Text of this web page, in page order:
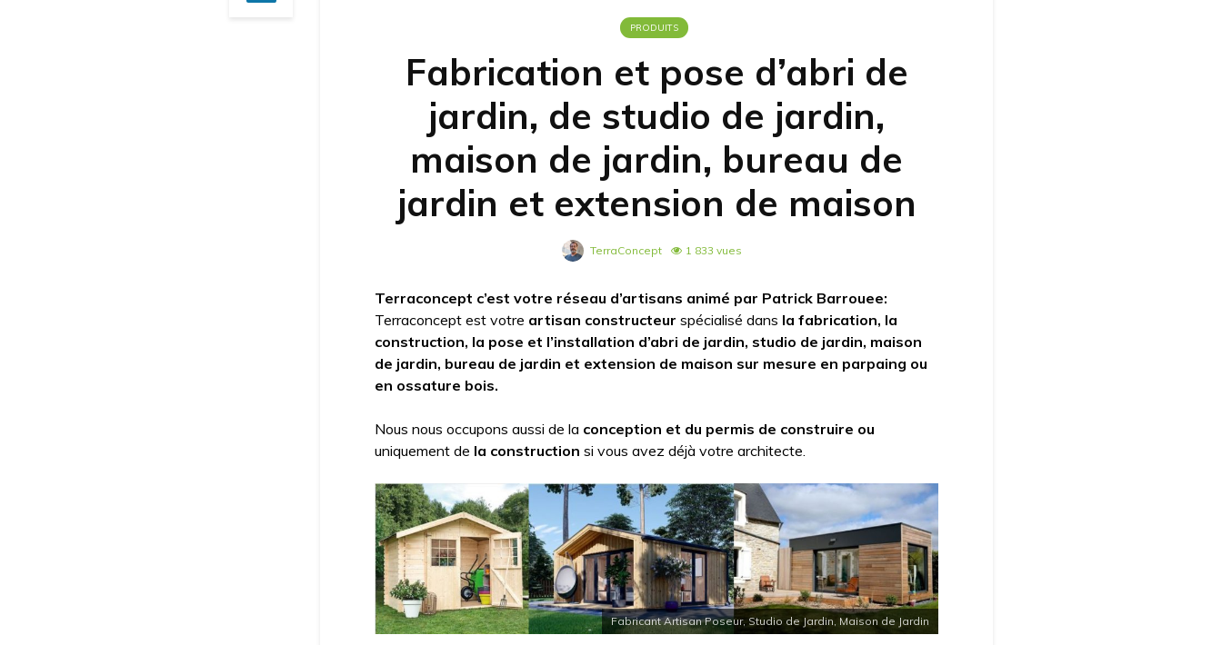
PRODUITS
Fabrication et pose d’abri de
jardin, de studio de jardin,
maison de jardin, bureau de
jardin et extension de maison
TerraConcept 1 833 vues
Terraconcept c’est votre réseau d’artisans animé par Patrick Barrouee:
Terraconcept est votre artisan constructeur spécialisé dans la fabrication, la
construction, la pose et l’installation d’abri de jardin, studio de jardin, maison
de jardin, bureau de jardin et extension de maison sur mesure en parpaing ou
en ossature bois.
Nous nous occupons aussi de la conception et du permis de construire ou
uniquement de la construction si vous avez déjà votre architecte.
Fabricant Artisan Poseur, Studio de Jardin, Maison de Jardin